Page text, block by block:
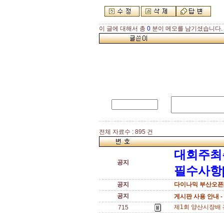
이 글에 대해서 총 0 분이 메모를 남기셨습니다.
전체 자료수 : 895 건
공지
대회주
필수사
공지
다이나믹 부산오
공지
게시판 사용 안내 -
715
제1회 양산시장배